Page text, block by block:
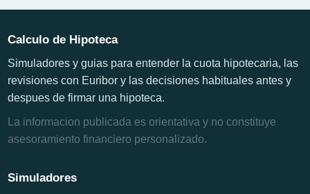
Calculo de Hipoteca
Simuladores y guias para entender la cuota hipotecaria, las
revisiones con Euribor y las decisiones habituales antes y
despues de firmar una hipoteca.
La informacion publicada es orientativa y no constituye
asesoramiento financiero personalizado.
Simuladores